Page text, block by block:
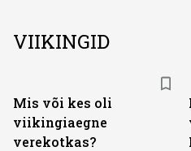
VIIKINGID
Mis või kes oli
viikingiaegne
verekotkas?